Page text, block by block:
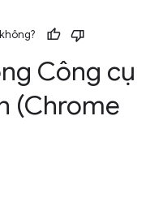
Công cụ
(Chrome